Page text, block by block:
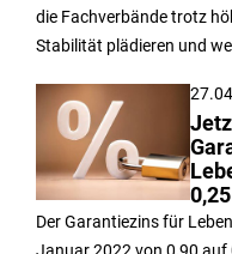
die Fachverbände trotz
Stabilität plädieren und
Der Garantiezins für